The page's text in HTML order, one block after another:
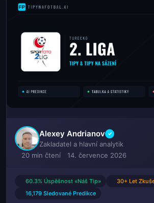
Alexey Andrianov ✓
Zakladatel a hlavní analytik
20 min čtení
14. července 2026
60.3% Úspěšnost «Náš Tip»
30+ Let
16,179 Sledované Predikce